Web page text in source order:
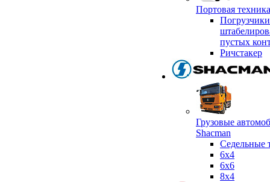
Портовая
пустых
Ричстакер
Грузовые
Shacman
Седельные
6х4
6x6
8x4